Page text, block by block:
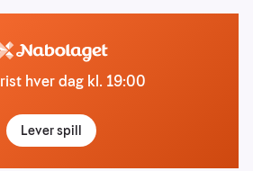
hver dag kl. 19:00
Lever spill